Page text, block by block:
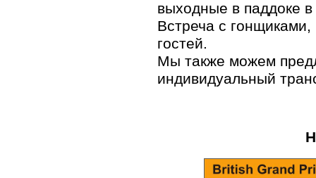
выходные в паддоке в
Встреча с
гостей.
Мы также можем
индивидуальный